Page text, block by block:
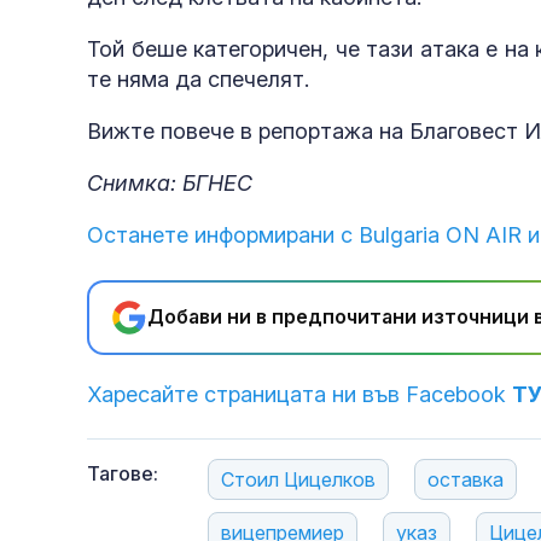
Той беше категоричен, че тази атака е
те няма да спечелят.
Вижте повече в репортажа на Благовест
Снимка: БГНЕС
Останете информирани с Bulgaria ON AIR
Добави ни в предпочитани източници
Харесайте страницата ни във Facebook
Тагове: Стоил Цицелков оставка
вицепремиер указ